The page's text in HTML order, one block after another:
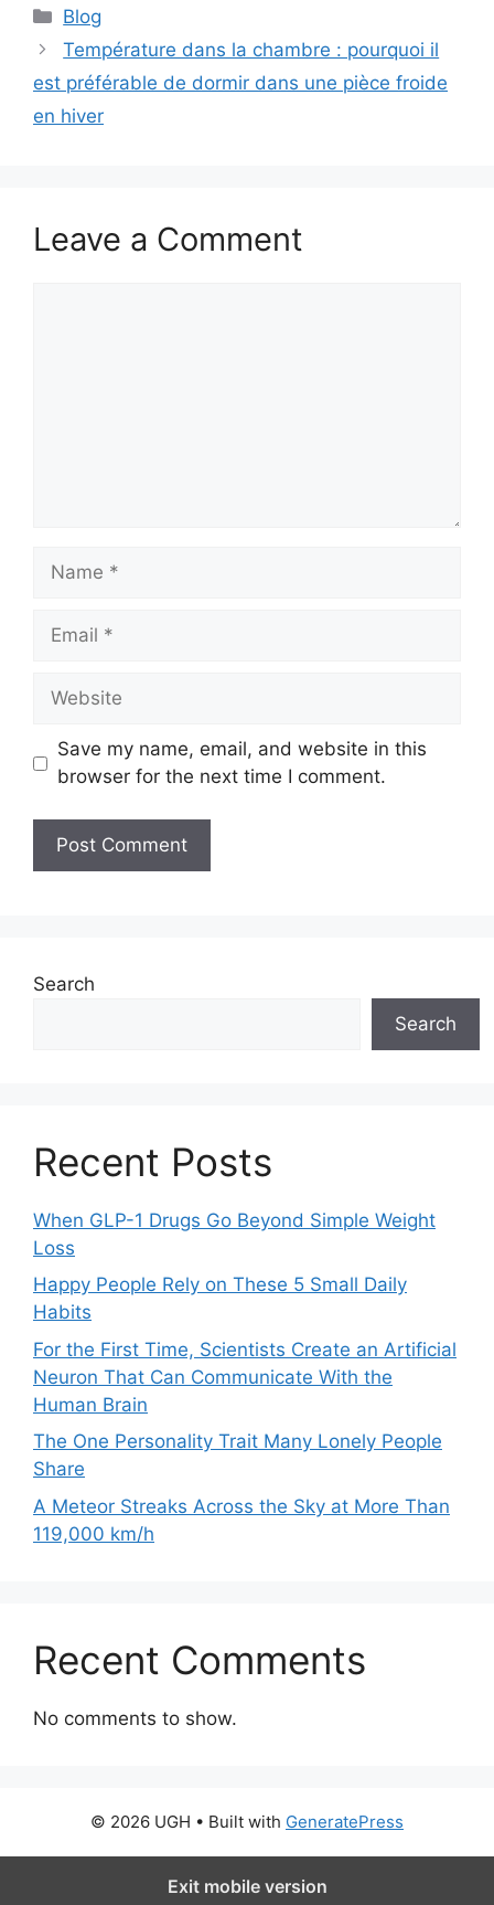
C
a
e
g
e
Blog
Température dans la chambre : pourquoi il
est préférable de dormir dans une pièce froide
en hiver
Leave a Comment
s
t
Save my name, email, and website in this
browser for the next time I comment.
Search
Search
Recent Posts
When GLP-1 Drugs Go Beyond Simple Weight
Loss
Happy People Rely on These 5 Small Daily
Habits
For the First Time, Scientists Create an Artificial
Neuron That Can Communicate With the
Human Brain
The One Personality Trait Many Lonely People
Share
A Meteor Streaks Across the Sky at More Than
119,000 km/h
Recent Comments
No comments to show.
© 2026 UGH • Built with GeneratePress
Exit mobile version